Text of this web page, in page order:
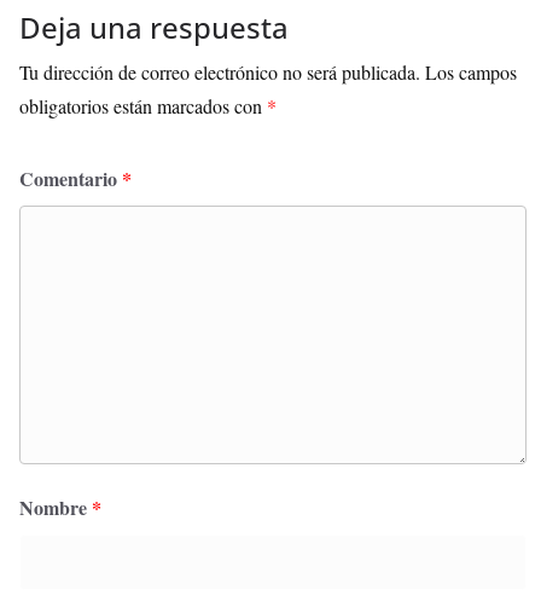
Deja una respuesta
Tu dirección de correo electrónico no será publicada. Los campos
obligatorios están marcados con *
Comentario *
Nombre *